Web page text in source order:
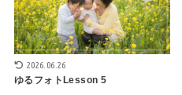
2026.06.26
ゆるフォトLesson 5